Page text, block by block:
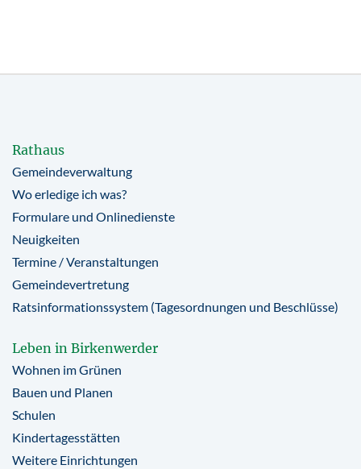
Rathaus
Gemeindeverwaltung
Wo erledige ich was?
Formulare und Onlinedienste
Neuigkeiten
Termine / Veranstaltungen
Gemeindevertretung
Ratsinformationssystem (Tagesordnungen und Beschlüsse)
Leben in Birkenwerder
Wohnen im Grünen
Bauen und Planen
Schulen
Kindertagesstätten
Weitere Einrichtungen